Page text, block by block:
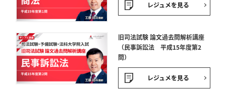
レジュメを見る
旧司法試験 論文過去問解析講座
（民事訴訟法 平成15年度第2
問）
レジュメを見る